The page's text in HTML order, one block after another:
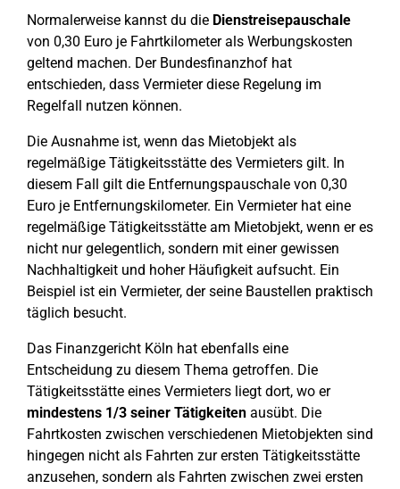
Normalerweise kannst du die Dienstreisepauschale
von 0,30 Euro je Fahrtkilometer als Werbungskosten
geltend machen. Der Bundesfinanzhof hat
entschieden, dass Vermieter diese Regelung im
Regelfall nutzen können.
Die Ausnahme ist, wenn das Mietobjekt als
regelmäßige Tätigkeitsstätte des Vermieters gilt. In
diesem Fall gilt die Entfernungspauschale von 0,30
Euro je Entfernungskilometer. Ein Vermieter hat eine
regelmäßige Tätigkeitsstätte am Mietobjekt, wenn er es
nicht nur gelegentlich, sondern mit einer gewissen
Nachhaltigkeit und hoher Häufigkeit aufsucht. Ein
Beispiel ist ein Vermieter, der seine Baustellen praktisch
täglich besucht.
Das Finanzgericht Köln hat ebenfalls eine
Entscheidung zu diesem Thema getroffen. Die
Tätigkeitsstätte eines Vermieters liegt dort, wo er
mindestens 1/3 seiner Tätigkeiten ausübt. Die
Fahrtkosten zwischen verschiedenen Mietobjekten sind
hingegen nicht als Fahrten zur ersten Tätigkeitsstätte
anzusehen, sondern als Fahrten zwischen zwei ersten